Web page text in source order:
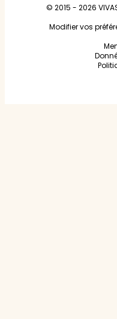
© 2015 - 2026
Modifier vos